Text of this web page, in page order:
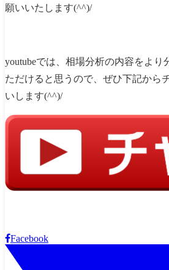
願いいたします(^^)/
youtubeでは、相場分析の内容をより
ただけると思うので、ぜひ下記から
いします(^^)/
Facebook